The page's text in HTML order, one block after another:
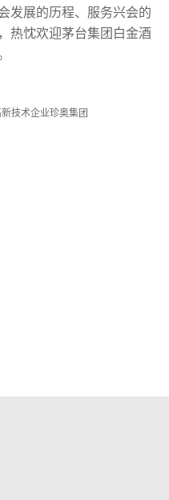
发展的历程、服务兴会的
热忱欢迎茅台集团白金酒
技术企业珍奥集团